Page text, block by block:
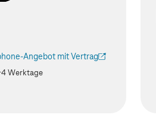
Angebot mit Vertrag
in einem neuen Tab geöffnet)
Werktage